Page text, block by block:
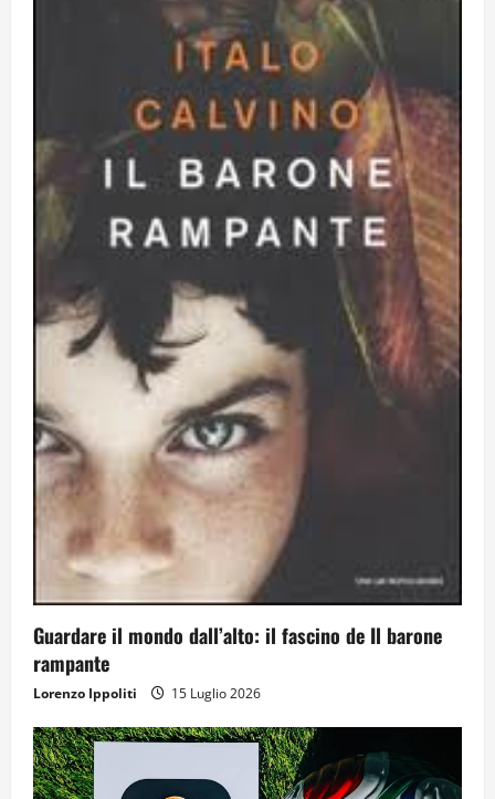
Obiettivi
8 Giugno 2026
Guardare il mondo dall’alto: il fascino de Il barone
rampante
Lorenzo Ippoliti 15 Luglio 2026